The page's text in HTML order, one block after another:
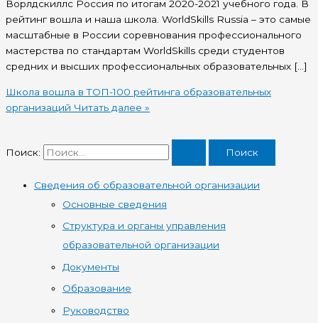
Ворлдскиллс Россия по итогам 2020-2021 учебного года. В
рейтинг вошла и наша школа. WorldSkills Russia – это самые
масштабные в России соревнования профессионального
мастерства по стандартам WorldSkills среди студентов
средних и высших профессиональных образовательных […]
Школа вошла в ТОП-100 рейтинга образовательных
организаций Читать далее »
Поиск:
Сведения об образовательной организации
Основные сведения
Структура и органы управления
образовательной организации
Документы
Образование
Руководство